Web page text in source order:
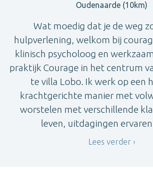
Oudenaarde (10km)
Wat moedig dat je de weg
hulpverlening, welkom bij
klinisch psycholoog en
praktijk Courage in het centrum
te villa Lobo. Ik werk op een
krachtgerichte manier met
worstelen met verschillende
leven, uitdagingen ervaren
Lees verder